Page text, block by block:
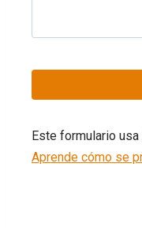
Este formulario
Aprende cómo se